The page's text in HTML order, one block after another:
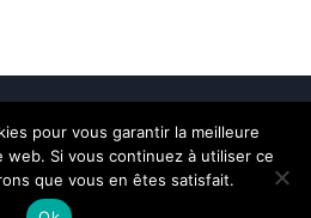
- Mentions légales-
nous
pour vous garantir la meilleure
Si vous continuez à utiliser ce
que vous en êtes satisfait.